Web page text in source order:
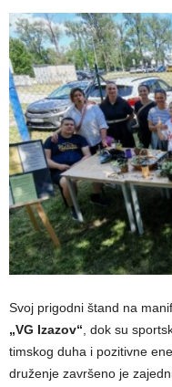
Svoj prigodni štand na
„VG Izazov“, dok su
timskog duha i pozitivne
druženje završeno je